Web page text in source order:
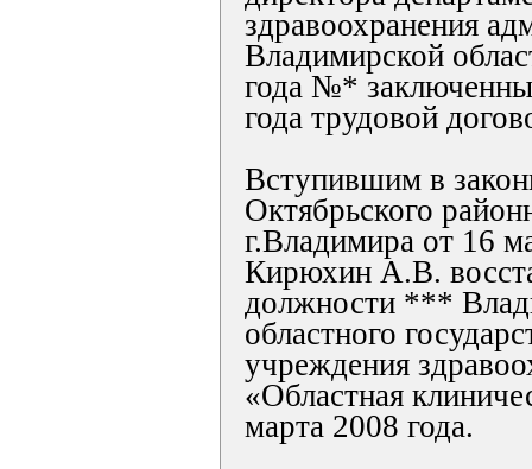
здравоохранения
Владимирской
года №*
года трудовой
Вступившим в
Октябрьского
г.Владимира от 16
Кирюхин А.В.
должности ***
областного
учреждения
«Областная
марта 2008 года.